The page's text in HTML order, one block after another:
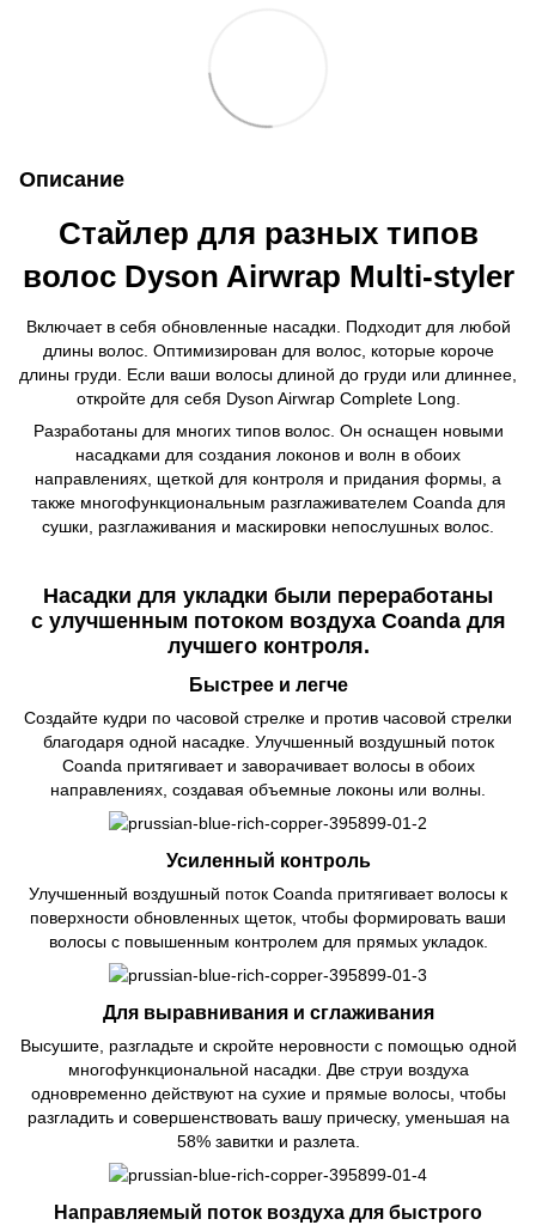
Описание
Стайлер для разных типов
волос Dyson Airwrap Multi-styler
Включает в себя обновленные насадки. Подходит для любой
длины волос. Оптимизирован для волос, которые короче
длины груди. Если ваши волосы длиной до груди или длиннее,
откройте для себя Dyson Airwrap Complete Long.
Разработаны для многих типов волос. Он оснащен новыми
насадками для создания локонов и волн в обоих
направлениях, щеткой для контроля и придания формы, а
также многофункциональным разглаживателем Coanda для
сушки, разглаживания и маскировки непослушных волос.
Насадки для укладки были переработаны
с улучшенным потоком воздуха Coanda для
лучшего контроля.
Быстрее и легче
Создайте кудри по часовой стрелке и против часовой стрелки
благодаря одной насадке. Улучшенный воздушный поток
Coanda притягивает и заворачивает волосы в обоих
направлениях, создавая объемные локоны или волны.
Усиленный контроль
Улучшенный воздушный поток Coanda притягивает волосы к
поверхности обновленных щеток, чтобы формировать ваши
волосы с повышенным контролем для прямых укладок.
Для выравнивания и сглаживания
Высушите, разгладьте и скройте неровности с помощью одной
многофункциональной насадки. Две струи воздуха
одновременно действуют на сухие и прямые волосы, чтобы
разгладить и совершенствовать вашу прическу, уменьшая на
58% завитки и разлета.
Направляемый поток воздуха для быстрого